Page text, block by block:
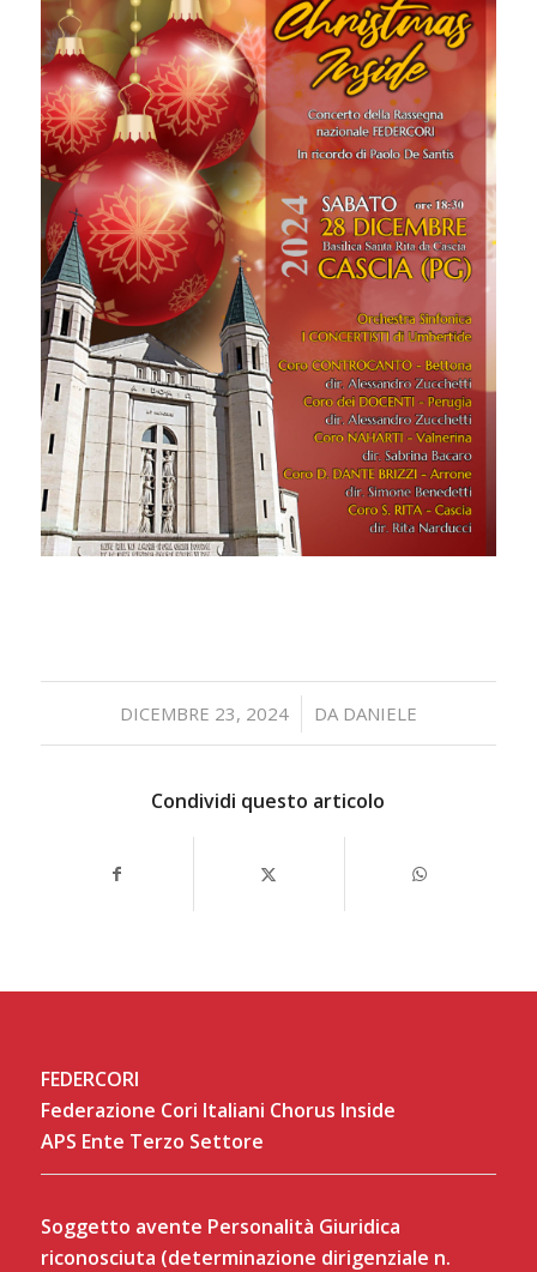
DICEMBRE 23, 2024
/ DA DANIELE
Condividi questo articolo
FEDERCORI
Federazione Cori Italiani Chorus Inside
APS Ente Terzo Settore
Soggetto avente Personalità Giuridica
riconosciuta (determinazione dirigenziale n.